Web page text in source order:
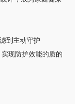
到主动守护
现防护效能的质的